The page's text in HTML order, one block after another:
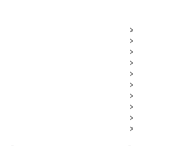
⌄
⌄
⌄
⌄
⌄
⌄
⌄
⌄
⌄
⌄